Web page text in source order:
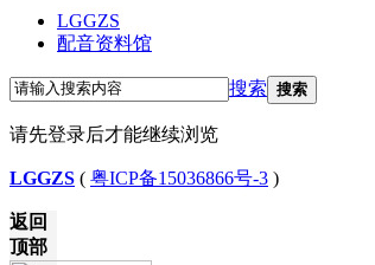
LGGZS
配音资料馆
搜索 搜索
请先登录后才能继续浏览
LGGZS ( 粤ICP备15036866号-3 )
返回
顶部